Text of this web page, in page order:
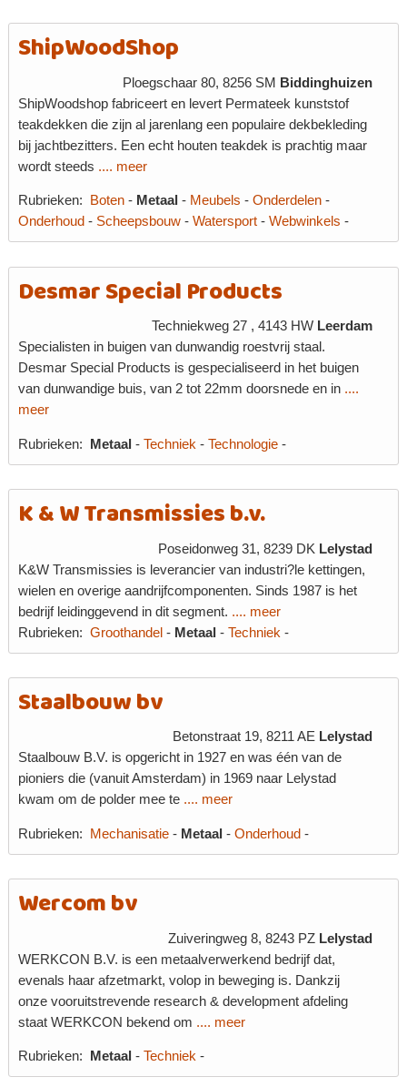
ShipWoodShop
Ploegschaar 80, 8256 SM
Biddinghuizen
ShipWoodshop fabriceert en levert Permateek kunststof
teakdekken die zijn al jarenlang een populaire dekbekleding
bij jachtbezitters. Een echt houten teakdek is prachtig maar
wordt steeds .... meer
Rubrieken: Boten - Metaal - Meubels -Onderdelen -
Onderhoud - Scheepsbouw -Watersport -Webwinkels -
Desmar Special Products
Techniekweg 27 , 4143 HW Leerdam
Specialisten in buigen van dunwandig roestvrij staal.
Desmar Special Products is gespecialiseerd in het buigen
van dunwandige buis, van 2 tot 22mm doorsnede en in ....
meer
Rubrieken: Metaal -Techniek -Technologie -
K & W Transmissies b.v.
Poseidonweg 31, 8239 DK Lelystad
K&W Transmissies is leverancier van industri?le kettingen,
wielen en overige aandrijfcomponenten. Sinds 1987 is het
bedrijf leidinggevend in dit segment. .... meer
Rubrieken:Groothandel - Metaal -Techniek -
Staalbouw bv
Betonstraat 19, 8211 AE Lelystad
Staalbouw B.V. is opgericht in 1927 en was één van de
pioniers die (vanuit Amsterdam) in 1969 naar Lelystad
kwam om de polder mee te .... meer
Rubrieken: Mechanisatie - Metaal -Onderhoud -
Wercom bv
Zuiveringweg 8, 8243 PZ Lelystad
WERKCON B.V. is een metaalverwerkend bedrijf dat,
evenals haar afzetmarkt, volop in beweging is. Dankzij
onze vooruitstrevende research & development afdeling
staat WERKCON bekend om .... meer
Rubrieken: Metaal -Techniek -